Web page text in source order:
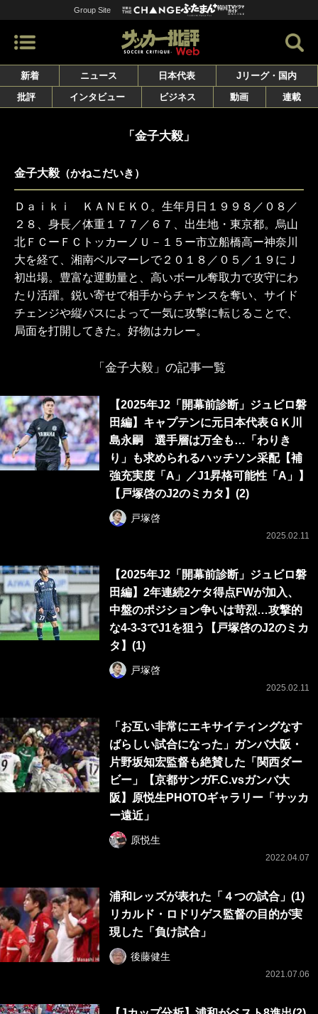
Group Site
新着 ニュース 日本代表
Jリーグ・国内
批評
インタビュー ビジネス 動画 連載
「金子大毅」
金子大毅 （かねこだいき）
Ｄａｉｋｉ ＫＡＮＥＫＯ。生年月日１９９８／０８／
２８、身長／体重１７７／６７、出生地・東京都。烏山
北ＦＣーＦＣトッカーノＵ－１５ー市立船橋高ー神奈川
大を経て、湘南ベルマーレで２０１８／０５／１９にＪ
初出場。豊富な運動量と、高いボール奪取力で攻守にわ
たり活躍。鋭い寄せで相手からチャンスを奪い、サイド
チェンジや縦パスによって一気に攻撃に転じることで、
局面を打開してきた。好物はカレー。
「金子大毅」の記事一覧
【2025年J2「開幕前診断」ジュビロ磐
田編】キャプテンに元日本代表ＧＫ川
島永嗣 選手層は万全も…「わりき
り」も求められるハッチソン采配【補
強充実度「A」／J1昇格可能性「A」】
【戸塚啓のJ2のミカタ】(2)
戸塚啓
2025.02.11
【2025年J2「開幕前診断」ジュビロ磐
田編】2年連続2ケタ得点FWが加入、
中盤のポジション争いは苛烈…攻撃的
な4-3-3でJ1を狙う【戸塚啓のJ2のミカ
タ】(1)
戸塚啓
2025.02.11
「お互い非常にエキサイティングなす
ばらしい試合になった」ガンバ大阪・
片野坂知宏監督も絶賛した「関西ダー
ビー」【京都サンガF.C.vsガンバ大
阪】原悦生PHOTOギャラリー「サッカ
ー遠近」
原悦生
2022.04.07
浦和レッズが表れた「４つの試合」(1)
リカルド・ロドリゲス監督の目的が実
現した「負け試合」
後藤健生
2021.07.06